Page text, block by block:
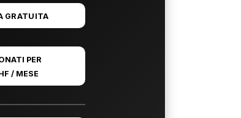
GRATUITA
PER
/ MESE